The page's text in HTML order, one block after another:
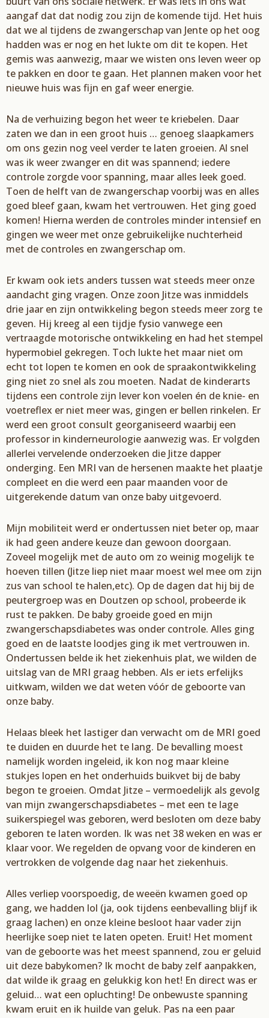
aangaf dat dat nodig zou zijn de komende tijd. Het huis
dat we al tijdens de zwangerschapvan Jente op het oog
hadden was er nog en het lukte om dit te kopen. Het
gemis was aanwezig, maar we wisten ons leven weer op
te pakken en door te gaan. Het plannen maken voor het
nieuwe huis was fijn en gaf weer energie.
Na de verhuizing begon het weer te kriebelen. Daar
zaten we dan in een groot huis … genoeg slaapkamers
om ons gezin nog veel verder te laten groeien. Al snel
was ik weer zwanger en dit was spannend; iedere
controle zorgde voor spanning, maar alles leek goed.
Toen de helft van de zwangerschap voorbij was en alles
goed bleef gaan, kwam het vertrouwen. Het ging goed
komen! Hierna werden de controles minder intensief en
gingen we weer met onze gebruikelijke nuchterheid
met de controles en zwangerschap om.
Er kwam ook iets anders tussen wat steeds meer onze
aandacht ging vragen. Onze zoon Jitzewas inmiddels
drie jaar en zijn ontwikkeling begon steeds meer zorg te
geven. Hij kreeg al een tijdje fysio vanwege een
vertraagde motorische ontwikkeling en had het stempel
hypermobiel gekregen. Toch lukte het maar niet om
echt tot lopen te komen en ook de spraakontwikkeling
ging niet zo snel als zou moeten. Nadat de kinderarts
tijdens een controle zijn lever kon voelen én de knie- en
voetreflex er niet meerwas, gingen er bellen rinkelen. Er
werd een groot consult georganiseerd waarbij een
professor in kinderneurologie aanwezig was. Er volgden
allerlei vervelende onderzoeken die Jitze dapper
onderging. Een MRI van de hersenen maakte het plaatje
compleet en die werd een paar maanden voor de
uitgerekende datum van onze baby uitgevoerd.
Mijn mobiliteit werd er ondertussen niet beter op, maar
ik had geen andere keuze dan gewoon doorgaan.
Zoveel mogelijk met de auto om zo weinig mogelijk te
hoeven tillen (Jitze liep niet maar moest wel mee om zijn
zus van school te halen,etc). Op de dagen dat hij bij de
peutergroepwas en Doutzen op school, probeerde ik
rust te pakken. De baby groeide goed en mijn
zwangerschapsdiabetes was onder controle. Alles ging
goed en de laatste loodjes ging ik met vertrouwen in.
Ondertussen belde ik het ziekenhuis plat, we wilden de
uitslag van de MRI graag hebben. Als er iets erfelijks
uitkwam, wilden we dat weten vóór de geboorte van
onze baby.
Helaas bleek het lastiger dan verwacht om de MRI goed
te duiden en duurde het te lang. De bevalling moest
namelijk worden ingeleid, ik kon nog maar kleine
stukjes lopen en het onderhuids buikvet bij de baby
begon te groeien. Omdat Jitze – vermoedelijk als gevolg
van mijn zwangerschapsdiabetes – met een te lage
suikerspiegel was geboren, werd besloten om deze baby
geboren te laten worden. Ik was net 38 weken en was er
klaar voor. We regelden de opvang voor de kinderen en
vertrokken de volgende dag naar het ziekenhuis.
Alles verliep voorspoedig, de weeën kwamen goed op
gang, we hadden lol (ja, ook tijdens eenbevalling blijf ik
graag lachen) en onze kleine besloot haar vader zijn
heerlijke soep niet te laten opeten. Eruit! Het moment
van de geboorte was het meest spannend, zou er geluid
uit deze babykomen? Ik mocht de baby zelf aanpakken,
dat wilde ik graag en gelukkig kon het! En direct was er
geluid… wat een opluchting! De onbewuste spanning
kwam eruit en ik huilde van geluk. Pas na een paar